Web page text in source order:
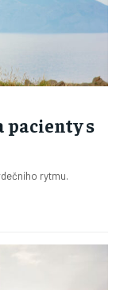
pacienty s
rytmu.